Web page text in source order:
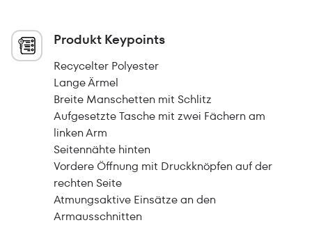
Produkt Keypoints
Recycelter Polyester
Lange Ärmel
Breite Manschetten mit Schlitz
Aufgesetzte Tasche mit zwei Fächern am
linken Arm
Seitennähte hinten
Vordere Öffnung mit Druckknöpfen auf der
rechten Seite
Atmungsaktive Einsätze an den
Armausschnitten